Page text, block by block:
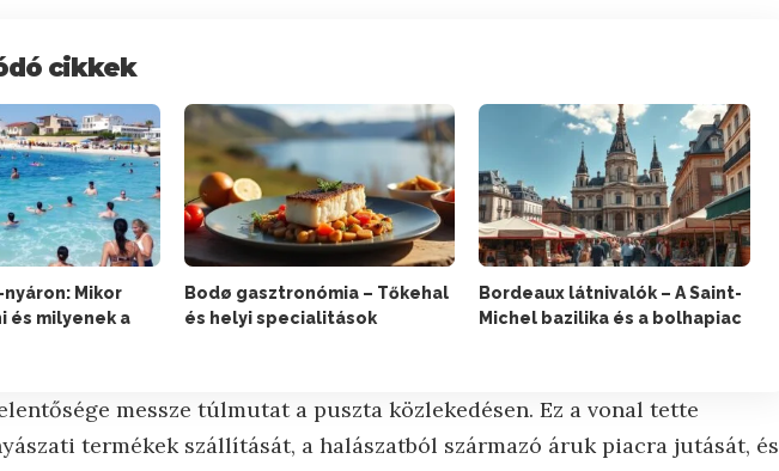
cikkek
Mikor
és milyenek a
Bodø gasztronómia – Tőkehal
és helyi specialitások
Bordeaux látnivalók – A Saint-
Michel bazilika és a bolhapiac
messze túlmutat a puszta közlekedésen. Ez a vonal tette
termékek szállítását, a halászatból származó áruk piacra jutását, és